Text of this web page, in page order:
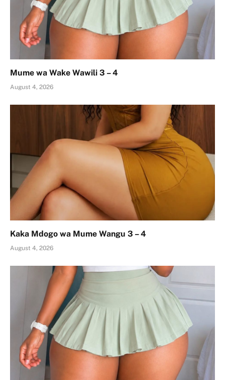
Mume wa Wake Wawili 3 – 4
August 4, 2026
Kaka Mdogo wa Mume Wangu 3 – 4
August 4, 2026